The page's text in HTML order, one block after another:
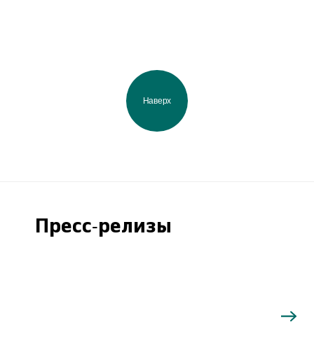
Наверх
Пресс-релизы